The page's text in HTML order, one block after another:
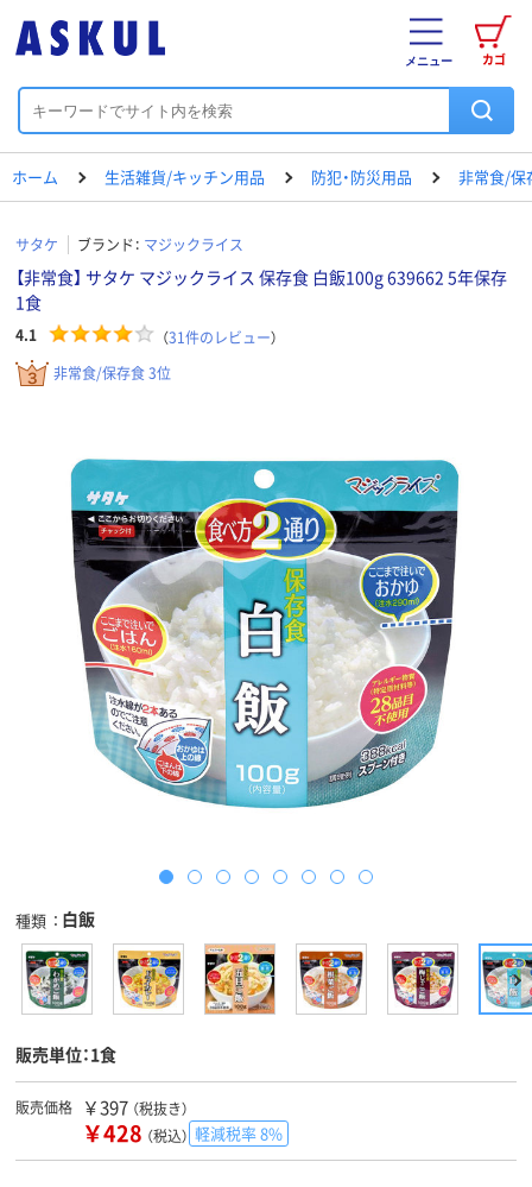
カゴ
メニュー
ホーム 生活雑貨/キッチン用品 防犯・防災用品 非常食/保
サタケ ブランド： マジックライス
【非常食】 サタケ マジックライス 保存食 白飯100g 639662 5年保存
1食
4.1 （31件のレビュー）
非常食/保存食 3位
種類 白飯
販売単位：1食
販売価格 ￥397 （税抜き）
￥428 （税込） 軽減税率 8%